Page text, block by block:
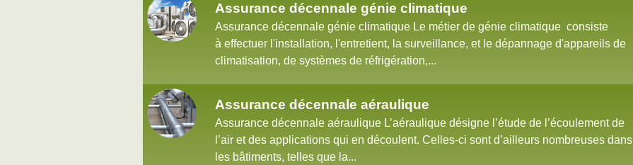
Assurance décennale génie climatique
Assurance décennale génie climatique Le métier de génie climatique consiste
à effectuer l'installation, l'entretient, la surveillance, et le dépannage d'appareils de
climatisation, de systèmes de réfrigération,...
Assurance décennale aéraulique
Assurance décennale aéraulique L’aéraulique désigne l’étude de l’écoulement de
l’air et des applications qui en découlent. Celles-ci sont d’ailleurs nombreuses dans
les bâtiments, telles que la...